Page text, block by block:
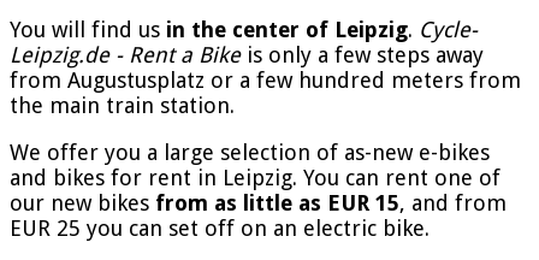
You will find us in the center of Leipzig. Cycle-
Leipzig.de - Rent a Bikeis only a few steps away
from Augustusplatz or a few hundred meters from
the main train station.
We offer you a large selection of as-new e-bikes
and bikes for rent in Leipzig. You can rent one of
our new bikes from as little as EUR 15, and from
EUR 25 you can set off on an electric bike.